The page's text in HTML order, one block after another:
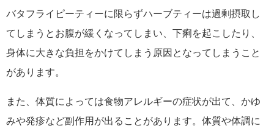
バタフライピーティーに限らずハーブティーは過剰摂取し
てしまうとお腹が緩くなってしまい、下痢を起こしたり、
身体に大きな負担をかけてしまう原因となってしまうこと
があります。
また、体質によっては食物アレルギーの症状が出て、かゆ
みや発疹など副作用が出ることがあります。体質や体調に